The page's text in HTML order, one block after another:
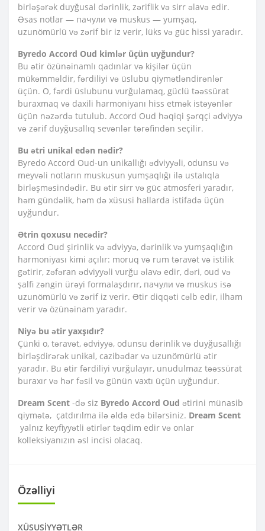
birləşərək duyğusal dərinlik, zəriflik və sirr əlavə edir.
Əsas notlar — пачули və muskus — yumşaq,
uzunömürlü və zərif bir iz verir, lüks və güc hissi yaradır.
Byredo Accord Oud kimlər üçün uyğundur?
Bu ətir özünəinamlı qadınlar və kişilər üçün
mükəmməldir, fərdiliyi və üslubu qiymətləndirənlər
üçün. O, fərdi üslubunu vurğulamaq, güclü təəssürat
buraxmaq və daxili harmoniyanı hiss etmək istəyənlər
üçün nəzərdə tutulub. Accord Oud həqiqi şərqçi ədviyyə
və zərif duyğusallıq sevənlər tərəfindən seçilir.
Bu ətri unikal edən nədir?
Byredo Accord Oud-un unikallığı ədviyyəli, odunsu və
meyvəli notların muskusun yumşaqlığı ilə ustalıqla
birləşməsindədir. Bu ətir sirr və güc atmosferi yaradır,
həm gündəlik, həm də xüsusi hallarda istifadə üçün
uyğundur.
Ətrin qoxusu necədir?
Accord Oud şirinlik və ədviyyə, dərinlik və yumşaqlığın
harmoniyası kimi açılır: moruq və rum təravət və istilik
gətirir, zəfəran ədviyyəli vurğu əlavə edir, dəri, oud və
şalfi zəngin ürəyi formalaşdırır, пачули və muskus isə
uzunömürlü və zərif iz verir. Ətir diqqəti cəlb edir, ilham
verir və özünəinam yaradır.
Niyə bu ətir yaxşıdır?
Çünki o, təravət, ədviyyə, odunsu dərinlik və duyğusallığı
birləşdirərək unikal, cazibədar və uzunömürlü ətir
yaradır. Bu ətir fərdiliyi vurğulayır, unudulmaz təəssürat
buraxır və hər fəsil və günün vaxtı üçün uyğundur.
Dream Scent -də siz Byredo Accord Oud ətirini münasib
qiymətə, çatdırılma ilə əldə edə bilərsiniz. Dream Scent
yalnız keyfiyyətli ətirlər təqdim edir və onlar
kolleksiyanızın əsl incisi olacaq.
Özəlliyi
XÜSUSIYYƏTLƏR